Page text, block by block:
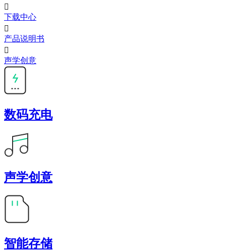

下载中心

产品说明书

声学创意
数码充电
声学创意
智能存储